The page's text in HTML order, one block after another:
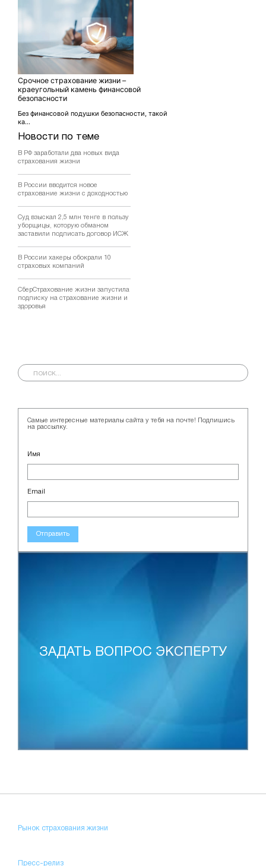
Новости по теме
В РФ заработали два новых вида
страхования жизни
В России вводится новое
страхование жизни с доходностью
Суд взыскал 2,5 млн тенге в пользу
уборщицы, которую обманом
заставили подписать договор ИСЖ
В России хакеры обокрали 10
страховых компаний
СберСтрахование жизни запустила
подписку на страхование жизни и
здоровья
Срочное страхование жизни –
краеугольный камень финансовой
безопасности
Без финансовой подушки безопасности, такой
ка...
Самые интересные материалы сайта у тебя на почте! Подпишись
на рассылку.
Имя
Email
Отправить
ЗАДАТЬ ВОПРОС ЭКСПЕРТУ
Рынок страхования жизни
Пресс-релиз